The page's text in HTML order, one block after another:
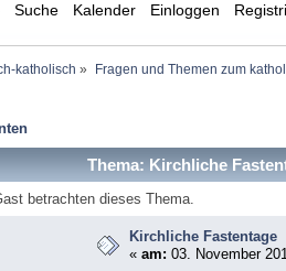
Suche Kalender Einloggen
katholisch » Fragen und Themen zum
Thema: Kirchliche
betrachten dieses Thema.
Kirchliche Fastentage
«am: 03. November